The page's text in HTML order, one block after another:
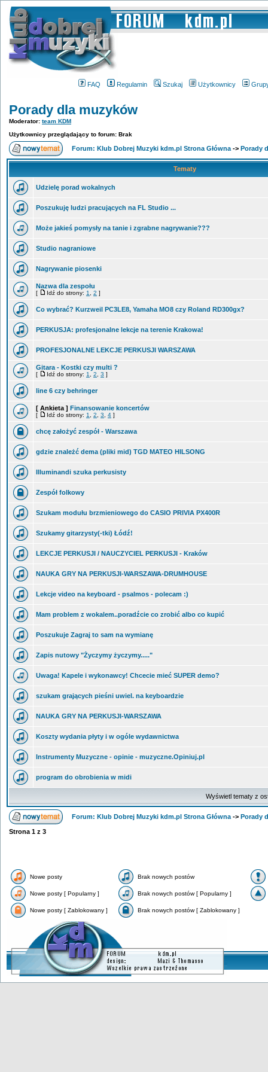
FAQ Regulamin Szukaj Użytkownicy
Porady dla muzyków
Moderator: team KDM
Użytkownicy przeglądający to forum: Brak
Forum: Klub Dobrej Muzyki kdm.pl Strona Główna -> Porady
Tematy
Udzielę porad wokalnych
Poszukuję ludzi pracujących na FL Studio ...
Może jakieś pomysły na tanie i zgrabne nagrywanie???
Studio nagraniowe
Nagrywanie piosenki
Nazwa dla zespołu
[ Idź do strony: 1 2 ]
Co wybrać? Kurzweil PC3LE8, Yamaha MO8 czy Roland RD300gx?
PERKUSJA: profesjonalne lekcje na terenie Krakowa!
PROFESJONALNE LEKCJE PERKUSJI WARSZAWA
Gitara - Kostki czy multi ?
[ Idź do strony: 1 2 3 ]
line 6 czy behringer
[ Ankieta ] Finansowanie koncertów
[ Idź do strony: 1 2 3 4 ]
chcę założyć zespół - Warszawa
gdzie znależć dema (pliki mid) TGD MATEO HILSONG
Illuminandi szuka perkusisty
Zespół folkowy
Szukam modułu brzmieniowego do CASIO PRIVIA PX400R
Szukamy gitarzysty(-tki) Łódź!
LEKCJE PERKUSJI / NAUCZYCIEL PERKUSJI - Kraków
NAUKA GRY NA PERKUSJI-WARSZAWA-DRUMHOUSE
Lekcje video na keyboard - psalmos - polecam :)
Mam problem z wokalem..poradźcie co zrobić albo co kupić
Poszukuje Zagraj to sam na wymianę
Zapis nutowy "Życzymy życzymy....."
Uwaga! Kapele i wykonawcy! Chcecie mieć SUPER demo?
szukam grających pieśni uwiel. na keyboardzie
NAUKA GRY NA PERKUSJI-WARSZAWA
Koszty wydania płyty i w ogóle wydawnictwa
Instrumenty Muzyczne - opinie - muzyczne.Opiniuj.pl
program do obrobienia w midi
Wyświetl tematy z
Forum: Klub Dobrej Muzyki kdm.pl Strona Główna -> Porady
Strona 1 z 3
Nowe posty Brak nowych postów
Nowe posty [ Popularny ] Brak nowych postów [ Popularny ]
Nowe posty [ Zablokowany ] Brak nowych postów [ Zablokowany ]